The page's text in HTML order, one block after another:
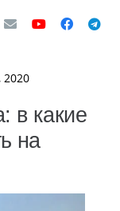
2020
в какие
на